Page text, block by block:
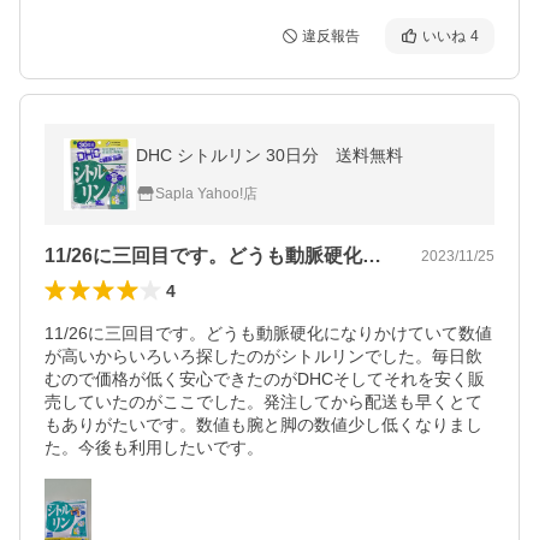
違反報告 いいね 4
DHC シトルリン 30日分 送料無料
Sapla Yahoo!店
11/26に三回目です。どうも動脈硬化… 2023/11/25
4
11/26に三回目です。どうも動脈硬化になりかけていて数値
が高いからいろいろ探したのがシトルリンでした。毎日飲
むので価格が低く安心できたのがDHCそしてそれを安く販
売していたのがここでした。発注してから配送も早くとて
もありがたいです。数値も腕と脚の数値少し低くなりまし
た。今後も利用したいです。